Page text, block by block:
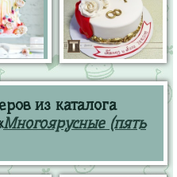
из каталога
Многоярусные (пять